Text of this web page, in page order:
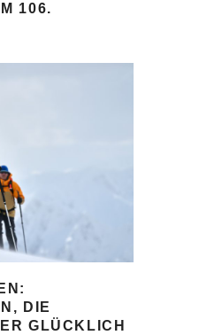
106.
DIE
GLÜCKLICH